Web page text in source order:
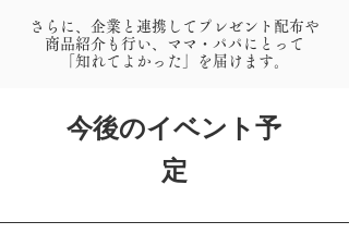
さらに、企業と連携してプレゼント配布や
商品紹介も行い、ママ・パパにとって
「知れてよかった」を届けます。
今後のイベント予
定